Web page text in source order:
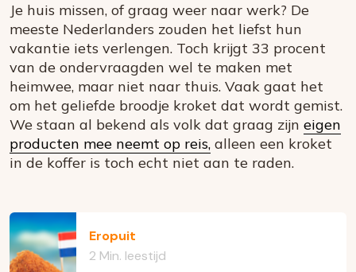
Je huis missen, of graag weer naar werk? De
meeste Nederlanders zouden het liefst hun
vakantie iets verlengen. Toch krijgt 33 procent
van de ondervraagden wel te maken met
heimwee, maar niet naar thuis. Vaak gaat het
om het geliefde broodje kroket dat wordt gemist.
We staan al bekend als volk dat graag zijn eigen
producten mee neemt op reis, alleen een kroket
in de koffer is toch echt niet aan te raden.
Eropuit
2 Min. leestijd